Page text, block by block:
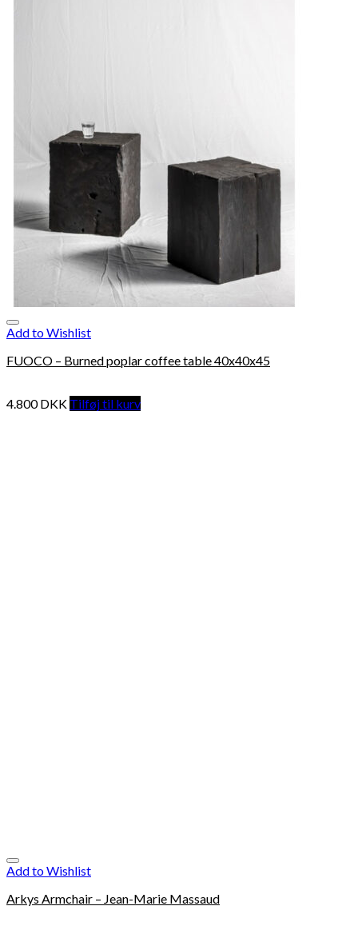
Add to Wishlist
FUOCO – Burned poplar coffee table 40x40x45
4.800DKK Tilføj til kurv
Add to Wishlist
Arkys Armchair – Jean-Marie Massaud